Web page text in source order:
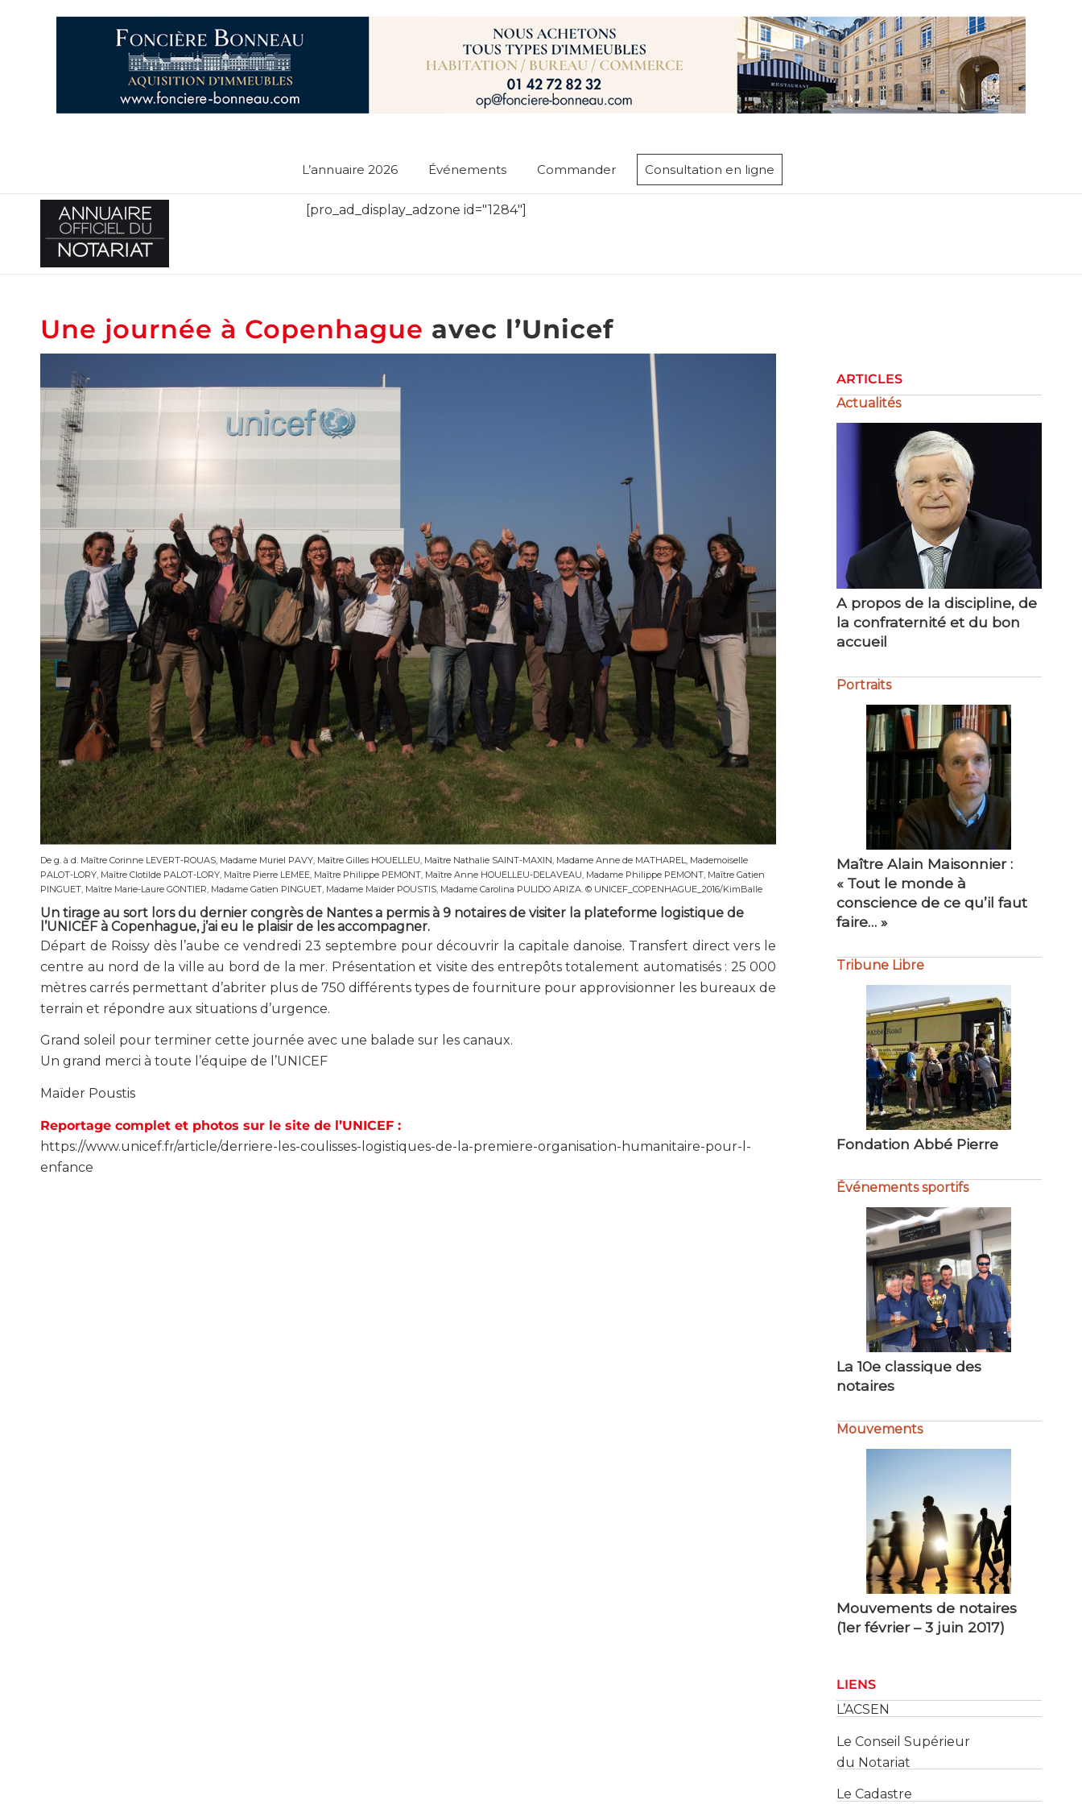
L’annuaire 2026 Événements Commander Consultation en ligne
[pro_ad_display_adzone id="1284"]
Une journée à Copenhague avec l’Unicef
De g. à d. Maître Corinne LEVERT-ROUAS, Madame Muriel PAVY, Maître Gilles HOUELLEU, Maître Nathalie SAINT-MAXIN, Madame Anne de MATHAREL, Mademoiselle
PALOT-LORY, Maître Clotilde PALOT-LORY, Maître Pierre LEMEE, Maître Philippe PEMONT, Maître Anne HOUELLEU-DELAVEAU, Madame Philippe PEMONT, Maître Gatien
PINGUET, Maître Marie-Laure GONTIER, Madame Gatien PINGUET, Madame Maïder POUSTIS, Madame Carolina PULIDO ARIZA. © UNICEF_COPENHAGUE_2016/KimBalle
Un tirage au sort lors du dernier congrès de Nantes a permis à 9 notaires de visiter la plateforme logistique de
l’UNICEF à Copenhague, j’ai eu le plaisir de les accompagner.
Départ de Roissy dès l’aube ce vendredi 23 septembre pour découvrir la capitale danoise. Transfert direct vers le
centre au nord de la ville au bord de la mer. Présentation et visite des entrepôts totalement automatisés : 25 000
mètres carrés permettant d’abriter plus de 750 différents types de fourniture pour approvisionner les bureaux de
terrain et répondre aux situations d’urgence.
Grand soleil pour terminer cette journée avec une balade sur les canaux.
Un grand merci à toute l’équipe de l’UNICEF
Maïder Poustis
Reportage complet et photos sur le site de l’UNICEF :
https://www.unicef.fr/article/derriere-les-coulisses-logistiques-de-la-premiere-organisation-humanitaire-pour-l-
enfance
ARTICLES
Actualités
A propos de la discipline, de
la confraternité et du bon
accueil
La gestion de la crise
Portraits
Maître Alain Maisonnier :
« Tout le monde à
conscience de ce qu’il faut
faire… »
Maître Philippe Bourdel :
« Amour du travail bien fait…
»
Tribune Libre
Fondation Abbé Pierre
Tribune ouverte au… CCFD-
Terre Solidaire
Événements sportifs
La 10e classique des
notaires
Not’Air en mer
Mouvements
Mouvements de notaires
(1er février – 3 juin 2017)
LIENS
Le Conseil Supérieur
du Notariat
Le Cadastre
Les Services des Impôts
des Entreprises